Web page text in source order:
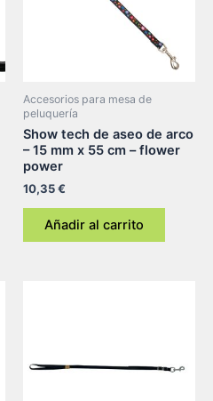
Accesorios para mesa de
peluquería
Show tech de aseo de arco
– 15 mm x 55 cm – flower
power
10,35€
Añadir al carrito